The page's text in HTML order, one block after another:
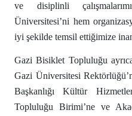
ve disiplinli
Üniversitesi’ni hem
iyi şekilde temsil ettiğimize
Gazi Bisiklet Topluluğu
Gazi Üniversitesi
Başkanlığı Kültür
Topluluğu Birimi’ne ve